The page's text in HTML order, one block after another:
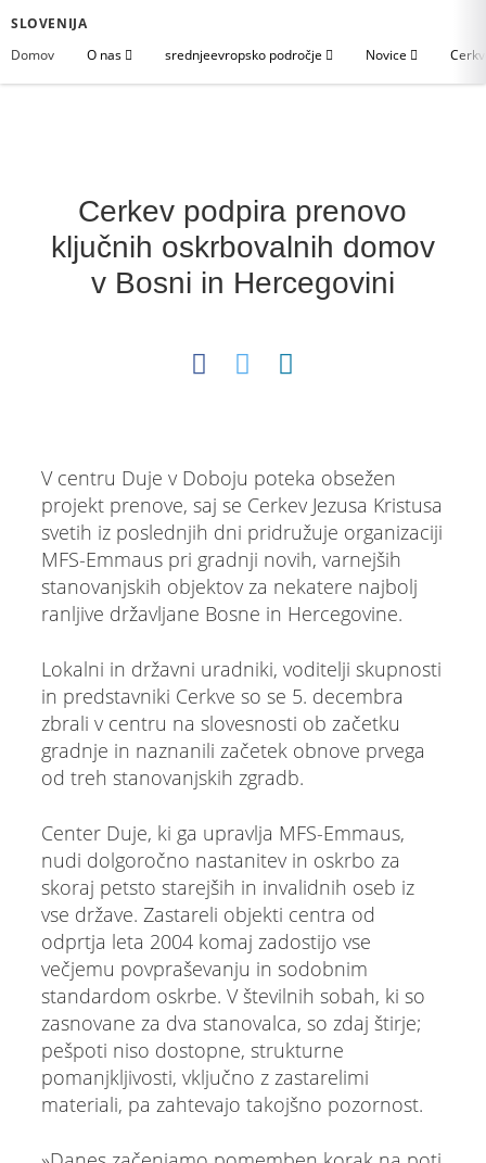
SLOVENIJA
Domov
O nas srednjeevropsko področje Novice
Cerkev podpira prenovo
ključnih oskrbovalnih domov
v Bosni in Hercegovini
V centru Duje v Doboju poteka obsežen
projekt prenove, saj se Cerkev Jezusa Kristusa
svetih iz poslednjih dni pridružuje organizaciji
MFS-Emmaus pri gradnji novih, varnejših
stanovanjskih objektov za nekatere najbolj
ranljive državljane Bosne in Hercegovine.
Lokalni in državni uradniki, voditelji skupnosti
in predstavniki Cerkve so se 5. decembra
zbrali v centru na slovesnosti ob začetku
gradnje in naznanili začetek obnove prvega
od treh stanovanjskih zgradb.
Center Duje, ki ga upravlja MFS-Emmaus,
nudi dolgoročno nastanitev in oskrbo za
skoraj petsto starejših in invalidnih oseb iz
vse države. Zastareli objekti centra od
odprtja leta 2004 komaj zadostijo vse
večjemu povpraševanju in sodobnim
standardom oskrbe. V številnih sobah, ki so
zasnovane za dva stanovalca, so zdaj štirje;
pešpoti niso dostopne, strukturne
pomanjkljivosti, vključno z zastarelimi
materiali, pa zahtevajo takojšno pozornost.